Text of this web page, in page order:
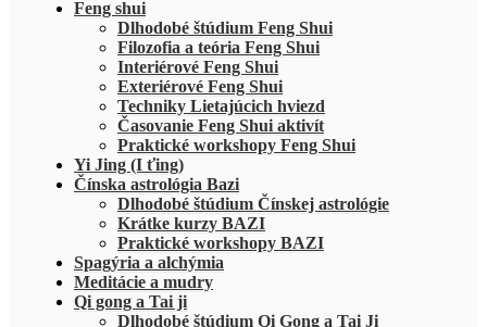
Feng shui
Dlhodobé štúdium Feng Shui
Filozofia a teória Feng Shui
Interiérové Feng Shui
Exteriérové Feng Shui
Techniky Lietajúcich hviezd
Časovanie Feng Shui aktivít
Praktické workshopy Feng Shui
Yi Jing (I ťing)
Čínska astrológia Bazi
Dlhodobé štúdium Čínskej astrológie
Krátke kurzy BAZI
Praktické workshopy BAZI
Spagýria a alchýmia
Meditácie a mudry
Qi gong a Tai ji
Dlhodobé štúdium Qi Gong a Tai Ji